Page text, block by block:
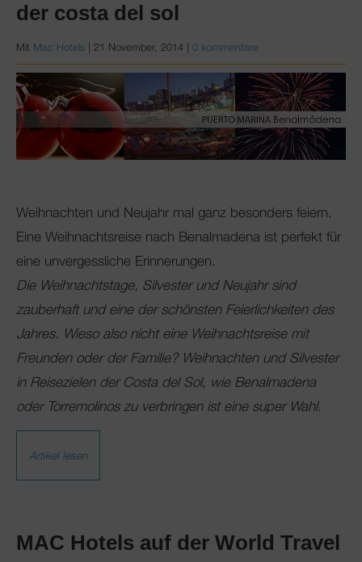
der costa del sol
Mit Mac Hotels | 21 November, 2014 | 0 kommentare
Weihnachten und Neujahr mal ganz besonders feiern.
Eine Weihnachtsreise nach Benalmadena ist perfekt für
eine unvergessliche Erinnerungen.
Die Weihnachtstage, Silvester und Neujahr sind
zauberhaft und eine der schönsten Feierlichkeiten des
Jahres. Wieso also nicht eine Weihnachtsreise mit
Freunden oder der Familie? Weihnachten und Silvester
in Reisezielen der Costa del Sol, wie Benalmadena
oder Torremolinos zu verbringen ist eine super Wahl.
Artikel lesen
MAC Hotels auf der World Travel